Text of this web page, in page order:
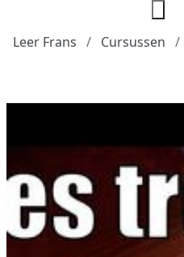
Leer Frans Cursussen